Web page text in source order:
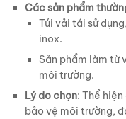
Các sản phẩm
Túi vải tái sử
inox.
Sản phẩm làm từ
môi trường.
Lý do chọn: Thể
bảo vệ môi trường,